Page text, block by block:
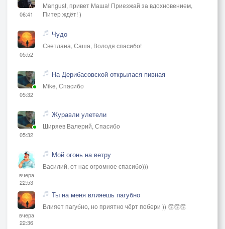
06:41
Mangust, привет Маша! Приезжай за вдохновением,
Питер ждёт! )
05:52
Чудо
Светлана, Саша, Володя спасибо!
05:32
На Дерибасовской открылася пивная
Mike, Спасибо
05:32
Журавли улетели
Ширяев Валерий, Спасибо
вчера
22:53
Мой огонь на ветру
Василий, от нас огромное спасибо)))
вчера
22:36
Ты на меня влияешь пагубно
Влияет пагубно, но приятно чёрт побери )) 👏👏👏